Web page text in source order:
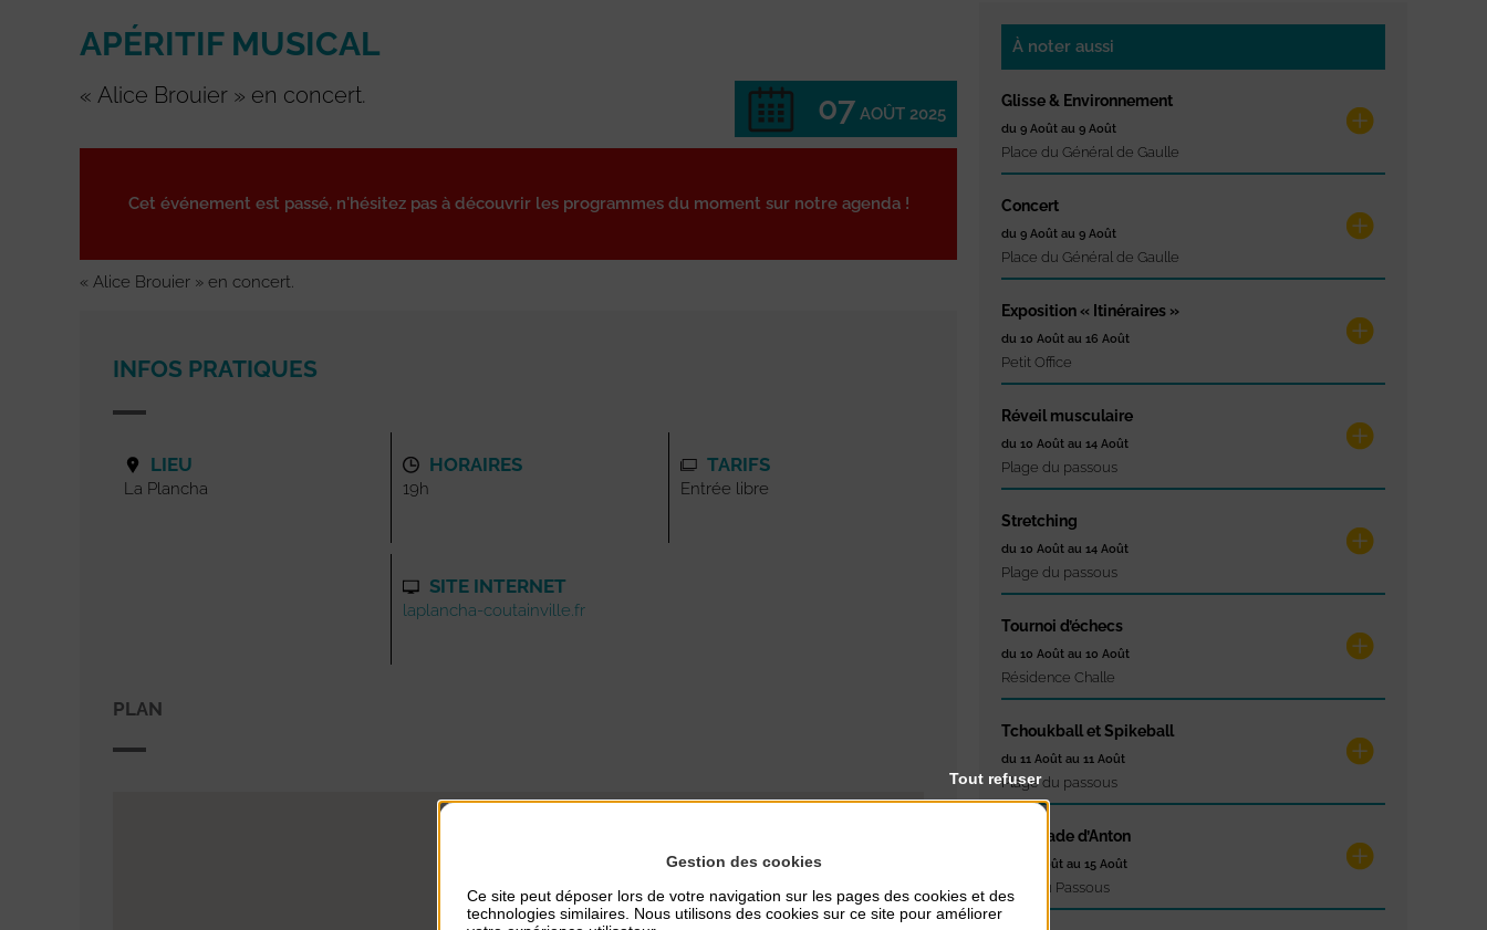
APÉRITIF MUSICAL
« Alice Brouier » en concert. 07 AOÛT 2025
Cet événement est passé, n'hésitez pas à découvrir les programmes du moment sur notre agenda !
« Alice Brouier » en concert.
INFOS PRATIQUES
LIEU
La Plancha
HORAIRES
19h
SITE INTERNET
laplancha-coutainville.fr
TARIFS
Entrée libre
PLAN
À noter aussi
Glisse & Environnement
du 9 Août au 9 Août
Place du Général de Gaulle
Concert
du 9 Août au 9 Août
Place du Général de Gaulle
Exposition « Itinéraires »
du 10 Août au 16 Août
Petit Office
Réveil musculaire
du 10 Août au 14 Août
Plage du passous
Stretching
du 10 Août au 14 Août
Plage du passous
Tournoi d’échecs
du 10 Août au 10 Août
Résidence Challe
Tchoukball et Spikeball
du 11 Août au 11 Août
Plage du passous
La Balade d’Anton
du 12 Août au 15 Août
Cale du Passous
Gestion des cookies
Ce site peut déposer lors de votre navigation sur les pages des cookies et des
technologies similaires. Nous utilisons des cookies sur ce site pour améliorer
Tout refuser